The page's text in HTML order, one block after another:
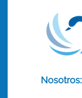
Nosotros: